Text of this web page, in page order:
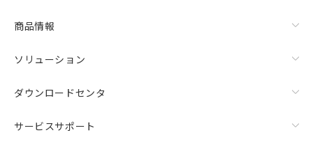
商品情報
ソリューション
ダウンロードセンタ
サービスサポート